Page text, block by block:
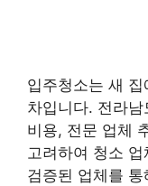
입주청소는 새
차입니다. 전라
비용, 전문 업체
고려하여 청소
검증된 업체를